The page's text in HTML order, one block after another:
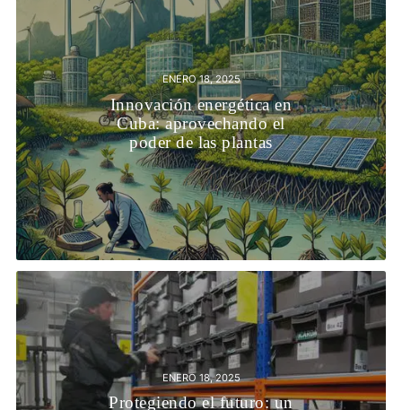
ENERO 18, 2025
Innovación energética en
Cuba: aprovechando el
poder de las plantas
ENERO 18, 2025
Protegiendo el futuro: un